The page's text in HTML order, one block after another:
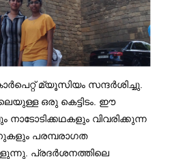
മ്യൂസിയം സന്ദർശിച്ചു.
ഒരു കെട്ടിടം. ഈ
നാടോടിക്കഥകളും വിവരിക്കുന്ന
പരമ്പരാഗത
പ്രദർശനത്തിലെ